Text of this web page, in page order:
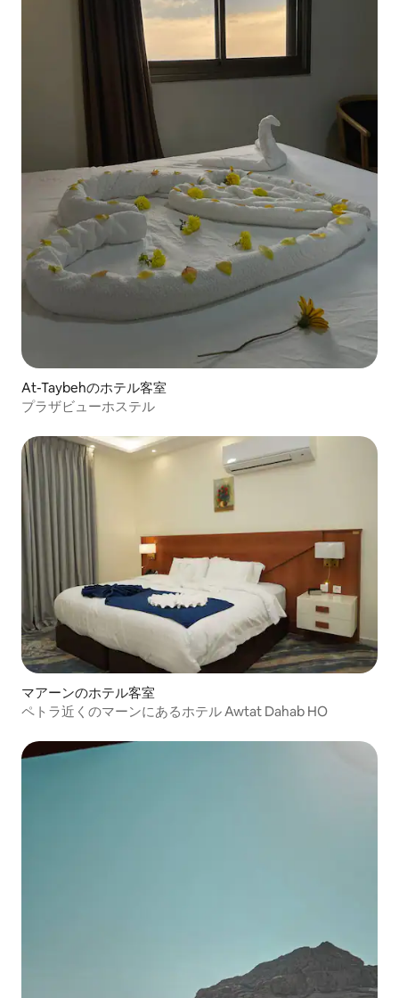
At-Taybehのホテル客室
プラザビューホステル
マアーンのホテル客室
ペトラ近くのマーンにあるホテル Awtat Dahab HO